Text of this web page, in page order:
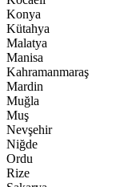
Konya
Kütahya
Malatya
Manisa
Kahramanmaraş
Mardin
Muğla
Muş
Nevşehir
Niğde
Ordu
Rize